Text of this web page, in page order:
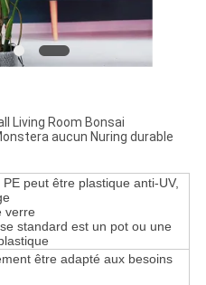
Living Room Bonsai
aucun Nuring durable
peut être plastique anti-UV,
verre
standard est un pot ou une
être adapté aux besoins